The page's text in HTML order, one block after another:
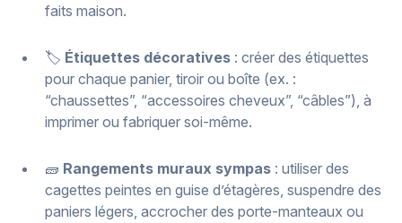
faits maison.
🏷️ Étiquettes décoratives : créer des étiquettes
pour chaque panier, tiroir ou boîte (ex. :
“chaussettes”, “accessoires cheveux”, “câbles”), à
imprimer ou fabriquer soi-même.
🧱 Rangements muraux sympas : utiliser des
cagettes peintes en guise d’étagères, suspendre des
paniers légers, accrocher des porte-manteaux ou